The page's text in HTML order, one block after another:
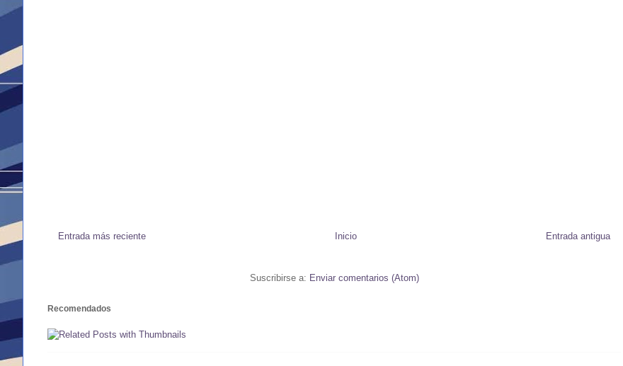
Entrada más reciente Entrada antigua
Inicio
Suscribirse a: Enviar comentarios (Atom)
Recomendados